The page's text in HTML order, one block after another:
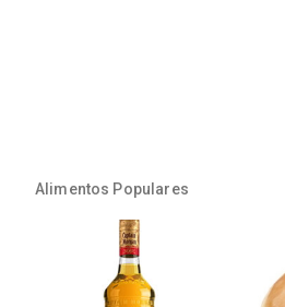
Alimentos Populares